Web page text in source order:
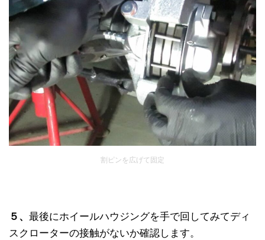
割ピンを広げて固定
５、 最後にホイールハウジングを手で回してみてディ
スクローターの接触がないか確認します。